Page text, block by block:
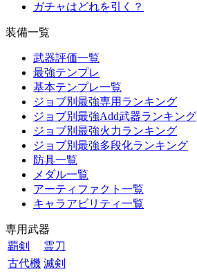
ガチャはどれを引く？
装備一覧
武器評価一覧
最強テンプレ
基本テンプレ一覧
ジョブ別最強専用ランキング
ジョブ別最強Add武器ランキング
ジョブ別最強火力ランキング
ジョブ別最強多段化ランキング
防具一覧
メダル一覧
アーティファクト一覧
キャラアビリティ一覧
専用武器
覇剣
霊刀
古代機 滅剣